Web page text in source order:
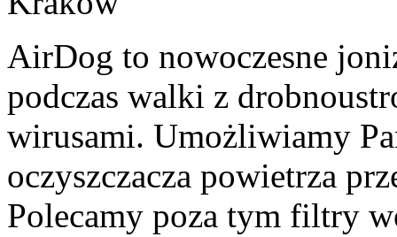
AirDog to nowoczesne
podczas walki z
wirusami. Umożliwiamy
oczyszczacza powietrza
Polecamy poza tym filtry